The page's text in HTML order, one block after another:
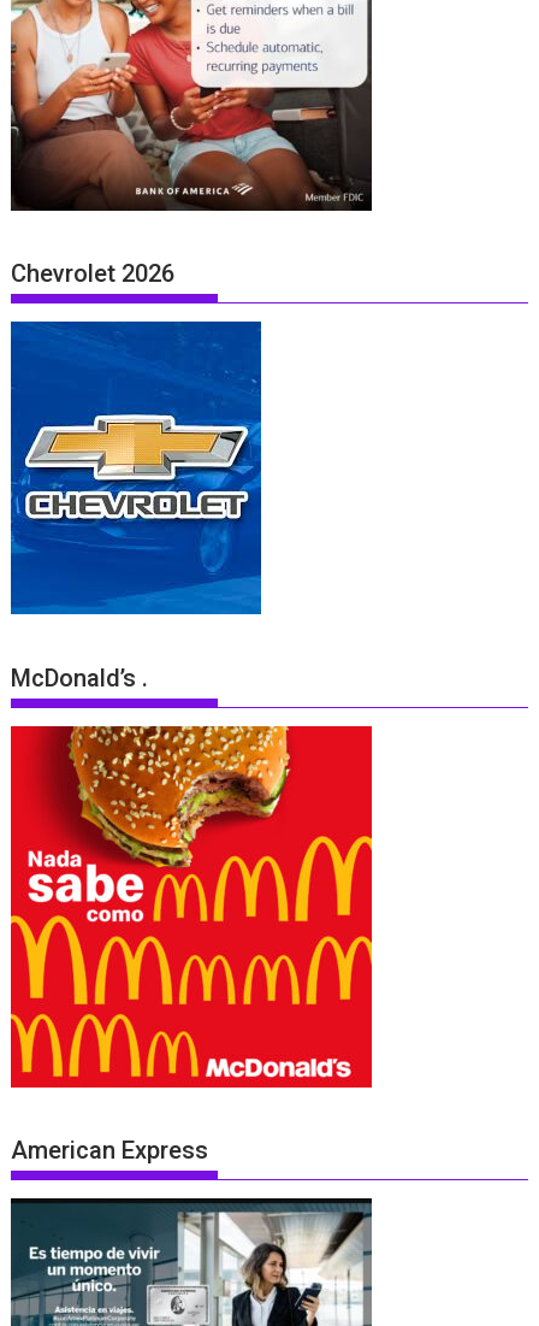
Chevrolet 2026
McDonald’s .
American Express